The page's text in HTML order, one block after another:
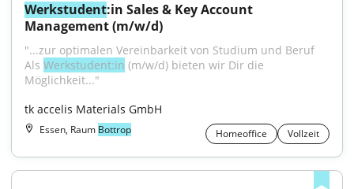
Werkstudent:in Sales & Key Account
Management (m/w/d)
"...zur optimalen Vereinbarkeit von Studium und Beruf
Als Werkstudent:in (m/w/d) bieten wir Dir die
Möglichkeit..."
tk accelis Materials GmbH
Essen, Raum Bottrop Homeoffice Vollzeit